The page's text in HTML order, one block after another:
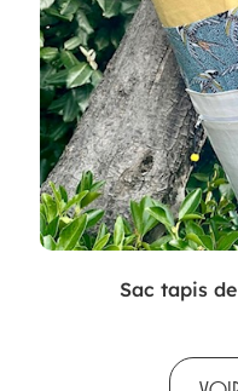
Sac tapis